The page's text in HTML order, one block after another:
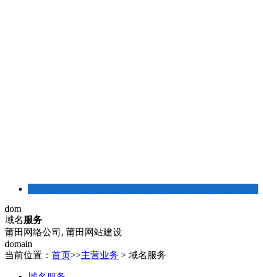
dom
域名服务
莆田网络公司, 莆田网站建设
domain
当前位置： 首页>>主营业务 > 域名服务